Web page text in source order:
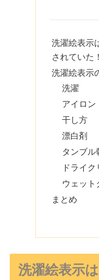
洗濯絵表示
されていた！
洗濯絵表示
洗濯
アイロン
干し方
漂白剤
タンブル
ドライ
ウェッ
まとめ
洗濯絵表示